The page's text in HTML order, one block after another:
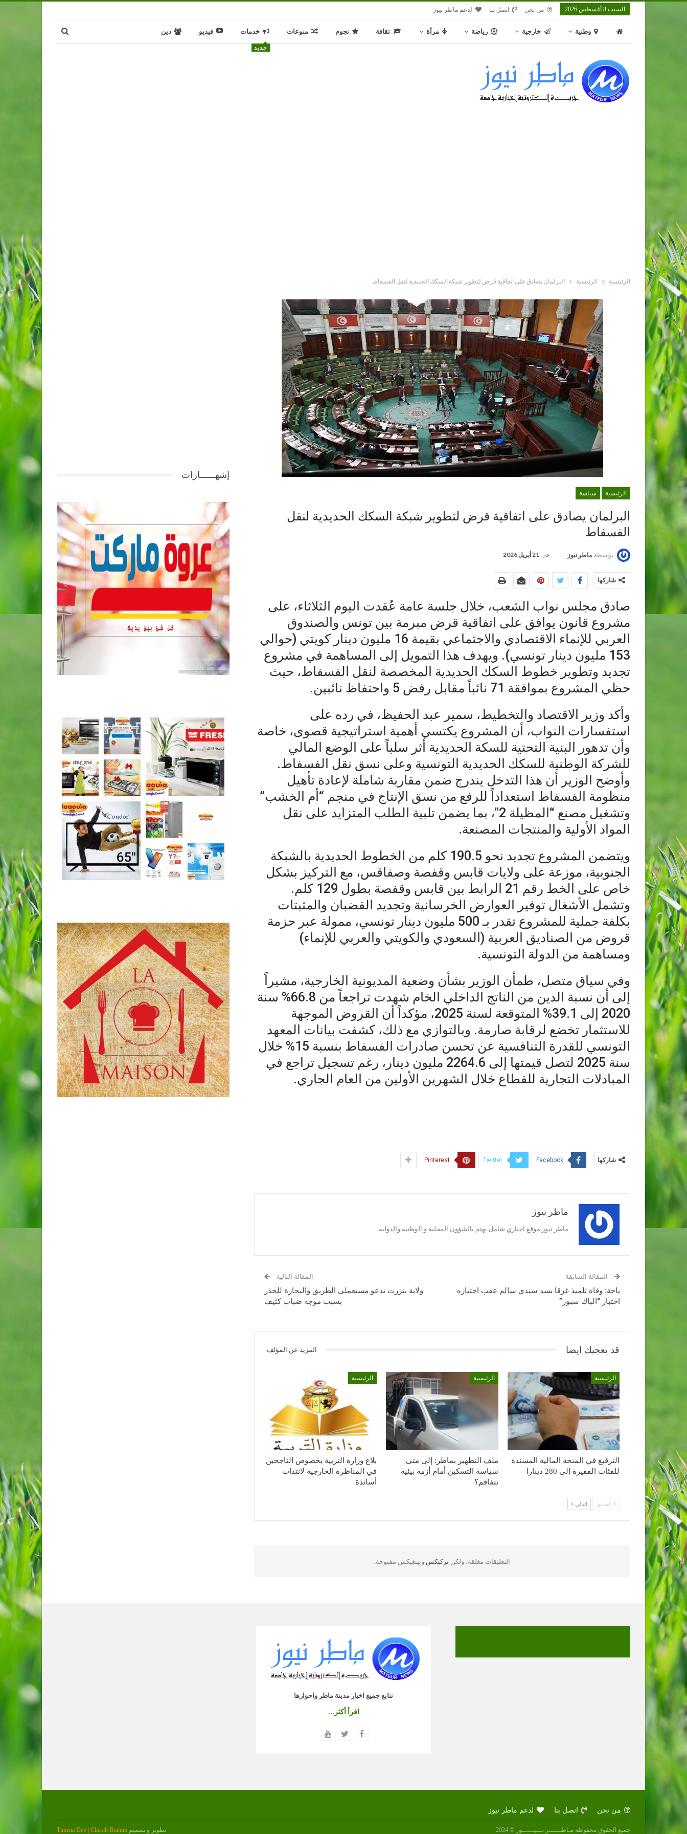
السبت 8 أغسطس 2026 من نحن اتصل بنا لدعم ماطر نيوز
وطنية خارجية رياضة مرأة ثقافة نجوم منوعات خدمات
جديد
فيديو دين
الرئيسية الرئيسية البرلمان يصادق على اتفاقية قرض لتطوير شبكة السكك الحديدية لنقل الفسفاط
الرئيسية سياسة
البرلمان يصادق على اتفاقية قرض لتطوير شبكة السكك الحديدية لنقل
الفسفاط
بواسطة ماطر نيوز في 21 أبريل 2026
شاركها
صادق مجلس نواب الشعب، خلال جلسة عامة عُقدت اليوم الثلاثاء، على
مشروع قانون يوافق على اتفاقية قرض مبرمة بين تونس والصندوق
العربي للإنماء الاقتصادي والاجتماعي بقيمة 16 مليون دينار كويتي (حوالي
153 مليون دينار تونسي). ويهدف هذا التمويل إلى المساهمة في مشروع
تجديد وتطوير خطوط السكك الحديدية المخصصة لنقل الفسفاط، حيث
حظي المشروع بموافقة 71 نائباً مقابل رفض 5 واحتفاظ نائبين.
وأكد وزير الاقتصاد والتخطيط، سمير عبد الحفيظ، في رده على
استفسارات النواب، أن المشروع يكتسي أهمية استراتيجية قصوى، خاصة
وأن تدهور البنية التحتية للسكة الحديدية أثر سلباً على الوضع المالي
للشركة الوطنية للسكك الحديدية التونسية وعلى نسق نقل الفسفاط.
وأوضح الوزير أن هذا التدخل يندرج ضمن مقاربة شاملة لإعادة تأهيل
منظومة الفسفاط استعداداً للرفع من نسق الإنتاج في منجم “أم الخشب”
وتشغيل مصنع “المظيلة 2″، بما يضمن تلبية الطلب المتزايد على نقل
المواد الأولية والمنتجات المصنعة.
ويتضمن المشروع تجديد نحو 190.5 كلم من الخطوط الحديدية بالشبكة
الجنوبية، موزعة على ولايات قابس وقفصة وصفاقس، مع التركيز بشكل
خاص على الخط رقم 21 الرابط بين قابس وقفصة بطول 129 كلم.
وتشمل الأشغال توفير العوارض الخرسانية وتجديد القضبان والمثبتات
بكلفة جملية للمشروع تقدر بـ 500 مليون دينار تونسي، ممولة عبر حزمة
قروض من الصناديق العربية (السعودي والكويتي والعربي للإنماء)
ومساهمة من الدولة التونسية.
وفي سياق متصل، طمأن الوزير بشأن وضعية المديونية الخارجية، مشيراً
إلى أن نسبة الدين من الناتج الداخلي الخام شهدت تراجعاً من 66.8% سنة
2020 إلى 39.1% المتوقعة لسنة 2025، مؤكداً أن القروض الموجهة
للاستثمار تخضع لرقابة صارمة. وبالتوازي مع ذلك، كشفت بيانات المعهد
التونسي للقدرة التنافسية عن تحسن صادرات الفسفاط بنسبة 15% خلال
سنة 2025 لتصل قيمتها إلى 2264.6 مليون دينار، رغم تسجيل تراجع في
المبادلات التجارية للقطاع خلال الشهرين الأولين من العام الجاري.
شاركها Facebook
Twitter
Pinterest
ماطر نيوز
ماطر نيوز موقع اخباري شامل يهتم بالشؤون المحلية و الوطنية والدولية
المقالة السابقة
باجة: وفاة تلميذ غرقا بسد سيدي سالم عقب اجتيازه
اختبار “الباك سبور”
المقالة التالية
ولاية بنزرت تدعو مستعملي الطريق والبحارة للحذر
بسبب موجة ضباب كثيف
قد يعجبك ايضا المزيد عن المؤلف
الرئيسية
الترفيع في المنحة المالية المسندة
للفئات الفقيرة إلى 280 دينارا
الرئيسية
ملف التطهير بماطر: إلى متى
سياسة التسكين أمام أزمة بيئية
تتفاقم؟
الرئيسية
بلاغ وزارة التربية بخصوص الناجحين
في المناظرة الخارجية لانتداب
أساتذة
السابق التالي
التعليقات مغلقة، ولكن تركبكس وبينغبكس مفتوحة.
إشهــــــارات
نتابع جميع اخبار مدينة ماطر واحوازها
اقرأ أكثر...
من نحن اتصل بنا لدعم ماطر نيوز
جميع الحقوق محفوظة مـاطــــــر نـــيــــــوز © 2024 تطوير و تصميم Tunisia Dev | Chekib Brahim